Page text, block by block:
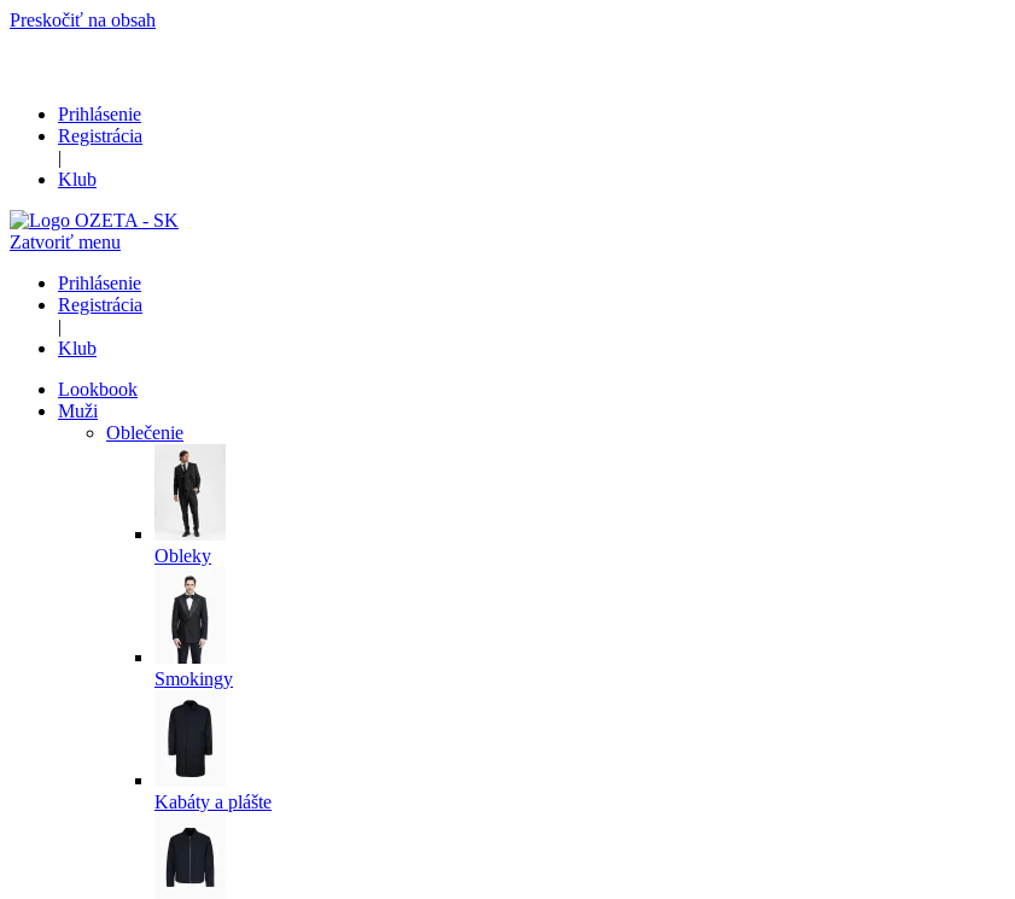
Preskočiť na obsah
Prihlásenie
Registrácia
|
Klub
Zatvoriť menu
Prihlásenie
Registrácia
|
Klub
Lookbook
Muži
Oblečenie
Obleky
Smokingy
Kabáty a plášte